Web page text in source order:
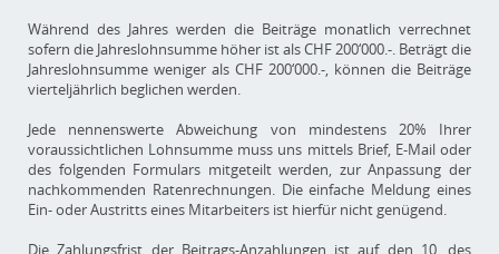
Während des Jahres werden die Beiträge monatlich verrechnet
sofern die Jahreslohnsumme höher ist als CHF 200‘000.-. Beträgt die
Jahreslohnsumme weniger als CHF 200‘000.-, können die Beiträge
vierteljährlich beglichen werden.
Jede nennenswerte Abweichung von mindestens 20% Ihrer
voraussichtlichen Lohnsumme muss uns mittels Brief, E-Mail oder
des folgenden Formulars mitgeteilt werden, zur Anpassung der
nachkommenden Ratenrechnungen. Die einfache Meldung eines
Ein- oder Austritts eines Mitarbeiters ist hierfür nicht genügend.
Die Zahlungsfrist der Beitrags-Anzahlungen ist auf den 10. des